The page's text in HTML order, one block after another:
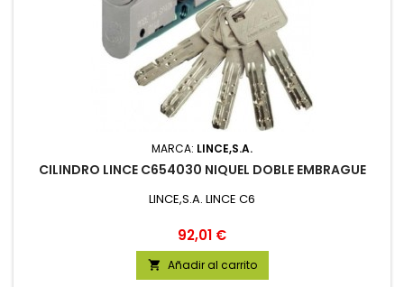
MARCA: LINCE,S.A.
CILINDRO LINCE C654030 NIQUEL DOBLE EMBRAGUE
LINCE,S.A. LINCE C6
Precio
92,01 €
 Añadir al carrito